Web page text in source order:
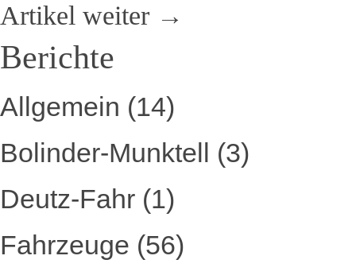
Artikel weiter →
Berichte
Allgemein (14)
Bolinder-Munktell (3)
Deutz-Fahr (1)
Fahrzeuge (56)